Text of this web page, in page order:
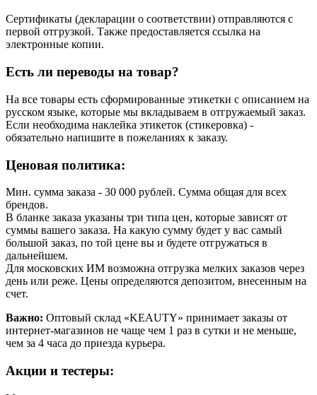
Сертификаты (декларации о соответствии) отправляются с
первой отгрузкой. Также предоставляется ссылка на
электронные копии.
Есть ли переводы на товар?
На все товары есть сформированные этикетки с описанием на
русском языке, которые мы вкладываем в отгружаемый заказ.
Если необходима наклейка этикеток (стикеровка) -
обязательно напишите в пожеланиях к заказу.
Ценовая политика:
Мин. сумма заказа - 30 000 рублей. Сумма общая для всех
брендов.
В бланке заказа указаны три типа цен, которые зависят от
суммы вашего заказа. На какую сумму будет у вас самый
большой заказ, по той цене вы и будете отгружаться в
дальнейшем.
Для московских ИМ возможна отгрузка мелких заказов через
день или реже. Цены определяются депозитом, внесенным на
счет.
Важно: Оптовый склад «KEAUTY» принимает заказы от
интернет-магазинов не чаще чем 1 раз в сутки и не меньше,
чем за 4 часа до приезда курьера.
Акции и тестеры: